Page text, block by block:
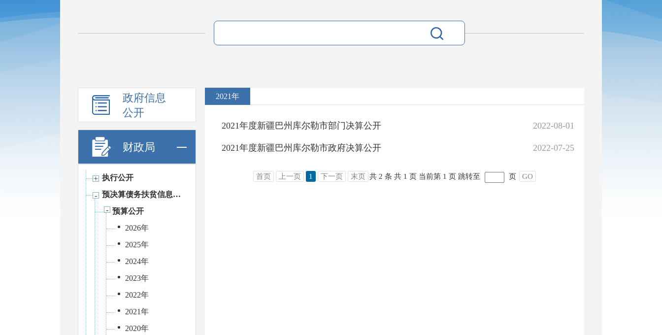
政府信息
公开
财政局
执行公开
预决算债务扶贫信息公开
预算公开
2026年
2025年
2024年
2023年
2022年
2021年
2020年
2021年
2022-08-01
2021年度新疆巴州库尔勒市部门决算公开
2022-07-25
2021年度新疆巴州库尔勒市政府决算公开
首页 上一页 1 下一页 末页 共 2 条 共 1 页 当前第 1 页 跳转至 页 GO